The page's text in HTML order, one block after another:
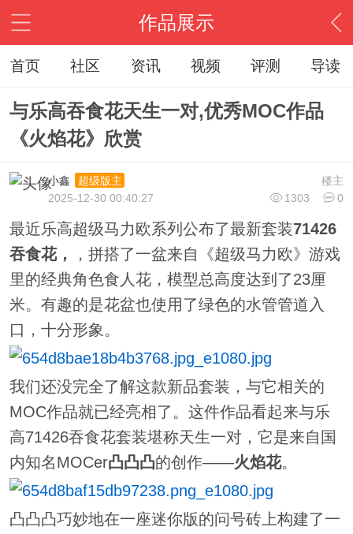
作品展示
首页 社区 资讯 视频 评测 导读
与乐高吞食花天生一对,优秀MOC作品
《火焰花》欣赏
楼主
小鑫
超级版主
1303
0
2025-12-30 00:40:27
最近乐高超级马力欧系列公布了最新套装71426
吞食花，
，拼搭了一盆来自《超级马力欧》游戏
里的经典角色食人花，模型总高度达到了23厘
米。有趣的是花盆也使用了绿色的水管管道入
口，十分形象。
我们还没完全了解这款新品套装，与它相关的
MOC作品就已经亮相了。这件作品看起来与乐
高71426吞食花套装堪称天生一对，它是来自国
内知名MOCer凸凸凸的创作——火焰花。
凸凸凸巧妙地在一座迷你版的问号砖上构建了一